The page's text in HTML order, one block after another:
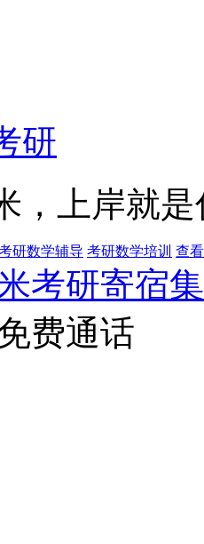
研
，上岸就是
研数学辅导 考研数学培训 查
考研寄宿
费通话